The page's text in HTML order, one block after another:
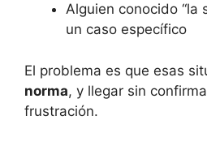
Alguien conocido “la
un caso específico
El problema es que esas
norma, y llegar sin
frustración.